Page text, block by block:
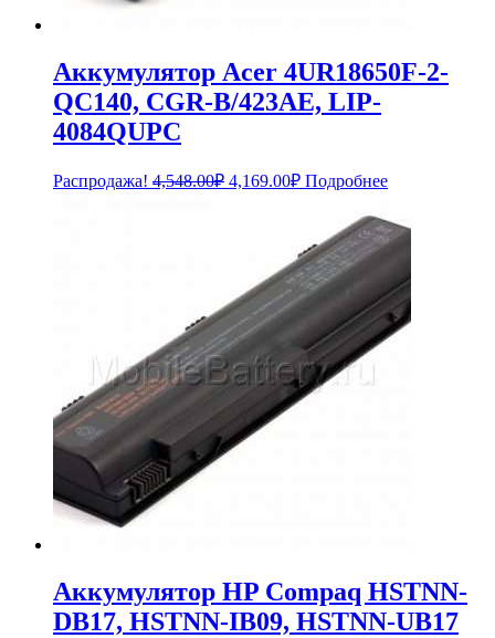
Аккумулятор Acer 4UR18650F-2-
QC140, CGR-B/423AE, LIP-
4084QUPC
Распродажа! 4,548.00₽ Первоначальная
4,169.00₽Текущая
4,169.00₽.
Подробнее
Аккумулятор HP Compaq HSTNN-
DB17, HSTNN-IB09, HSTNN-UB17